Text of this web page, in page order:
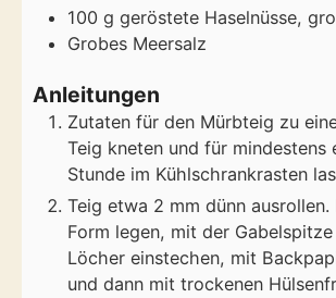
100 g geröstete Haselnüsse,
Grobes Meersalz
Anleitungen
Zutaten für den Mürbteig zu
Teig kneten und für mindestens
Stunde im Kühlschrankrasten
Teig etwa 2 mm dünn
Form legen, mit der
Löcher einstechen, mit
und dann mit trockenen